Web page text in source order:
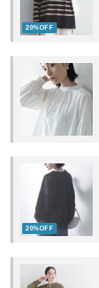
20%OFF
20%OFF